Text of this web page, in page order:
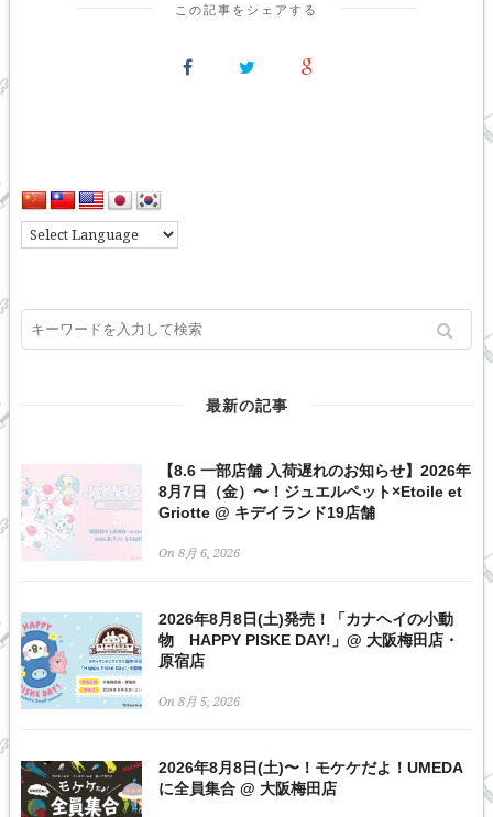
この記事をシェアする
最新の記事
【8.6 一部店舗 入荷遅れのお知らせ】2026年
8月7日（金）〜！ジュエルペット×Etoile et
Griotte @ キデイランド19店舗
On 8月 6, 2026
2026年8月8日(土)発売！「カナヘイの小動
物 HAPPY PISKE DAY!」@ 大阪梅田店・
原宿店
On 8月 5, 2026
2026年8月8日(土)〜！モケケだよ！UMEDA
に全員集合 @ 大阪梅田店